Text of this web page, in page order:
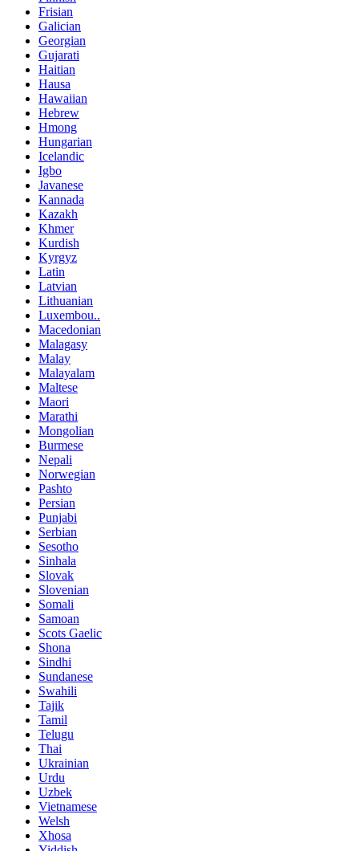
Frisian
Galician
Georgian
Gujarati
Haitian
Hausa
Hawaiian
Hebrew
Hmong
Hungarian
Icelandic
Igbo
Javanese
Kannada
Kazakh
Khmer
Kurdish
Kyrgyz
Latin
Latvian
Lithuanian
Luxembou..
Macedonian
Malagasy
Malay
Malayalam
Maltese
Maori
Marathi
Mongolian
Burmese
Nepali
Norwegian
Pashto
Persian
Punjabi
Serbian
Sesotho
Sinhala
Slovak
Slovenian
Somali
Samoan
Scots Gaelic
Shona
Sindhi
Sundanese
Swahili
Tajik
Tamil
Telugu
Thai
Ukrainian
Urdu
Uzbek
Vietnamese
Welsh
Xhosa